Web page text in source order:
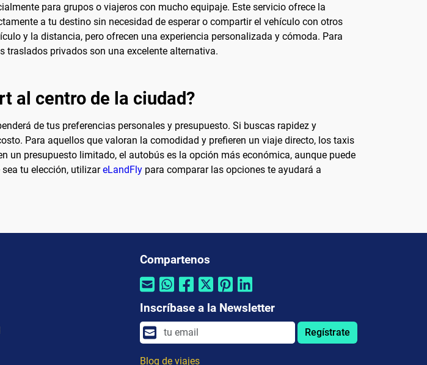
para grupos o viajeros con mucho equipaje. Este servicio ofrece la
a tu destino sin necesidad de esperar o compartir el vehículo con otros
y la distancia, pero ofrecen una experiencia personalizada y cómoda. Para
traslados privados son una excelente alternativa.
al centro de la ciudad?
de tus preferencias personales y presupuesto. Si buscas rapidez y
Para aquellos que valoran la comodidad y prefieren un viaje directo, los taxis
un presupuesto limitado, el autobús es la opción más económica, aunque puede
tu elección, utilizareLandFly para comparar las opciones te ayudará a
Compartenos
Inscríbase a la Newsletter
Regístrate
Blog de viajes